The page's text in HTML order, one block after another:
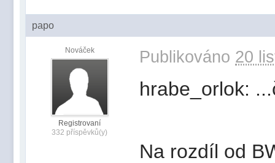
papo
Nováček
Registrovaní
332 příspěvků(y)
Publikováno 20
hrabe_orlok:
Na rozdíl od